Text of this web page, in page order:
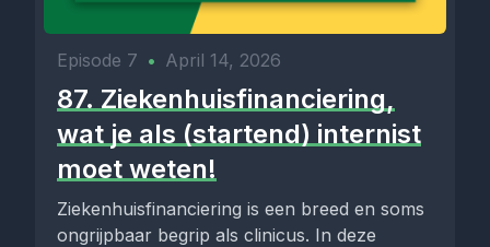
Episode 7 • April 14, 2026
87. Ziekenhuisfinanciering,
wat je als (startend) internist
moet weten!
Ziekenhuisfinanciering is een breed en soms
ongrijpbaar begrip als clinicus. In deze